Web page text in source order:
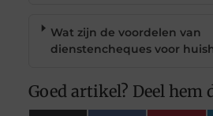
Wat zijn de voordelen van
dienstencheques voor
Goed artikel? Deel hem